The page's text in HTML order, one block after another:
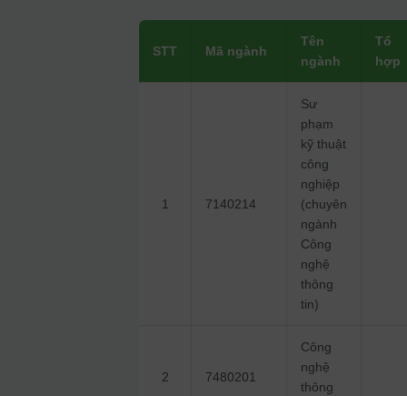
STT Mã ngành
Tên
ngành
Tổ
hợp
1 7140214
Sư
phạm
kỹ thuật
công
nghiệp
(chuyên
ngành
Công
nghệ
thông
tin)
2 7480201
Công
nghệ
thông